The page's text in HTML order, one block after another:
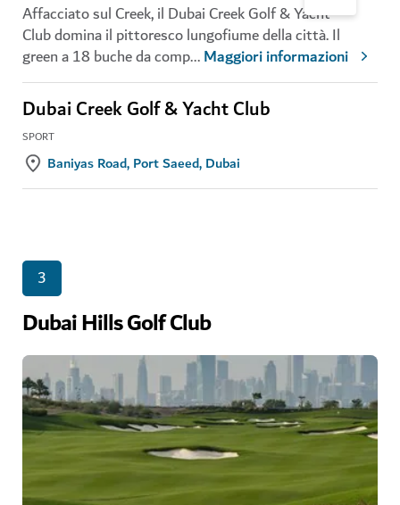
Affacciato sul Creek, il Dubai Creek Golf & Yacht
Club domina il pittoresco lungofiume della città. Il
green a 18 buche da comp...Maggiori informazioni
Dubai Creek Golf & Yacht Club
SPORT
Baniyas Road, Port Saeed, Dubai
3
Dubai Hills Golf Club